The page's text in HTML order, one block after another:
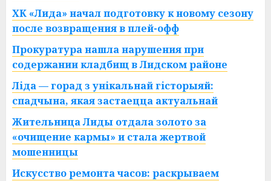
ХК «Лида» начал подготовку к новому сезону
после возвращения в плей-офф
Прокуратура нашла нарушения при
содержании кладбищ в Лидском районе
Ліда — горад з унікальнай гісторыяй:
спадчына, якая застаецца актуальнай
Жительница Лиды отдала золото за
«очищение кармы» и стала жертвой
мошенницы
Искусство ремонта часов: раскрываем